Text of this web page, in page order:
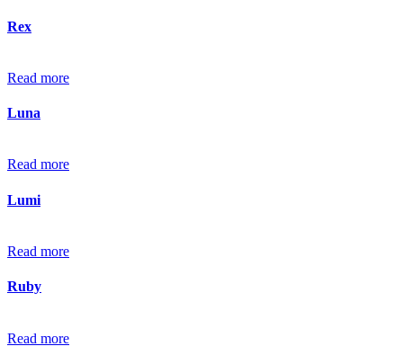
Rex
Read more
Luna
Read more
Lumi
Read more
Ruby
Read more